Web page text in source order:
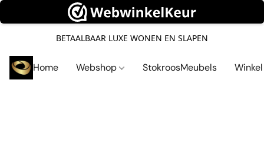
BETAALBAAR LUXE WONEN EN SLAPEN
Home Webshop StokroosMeubels